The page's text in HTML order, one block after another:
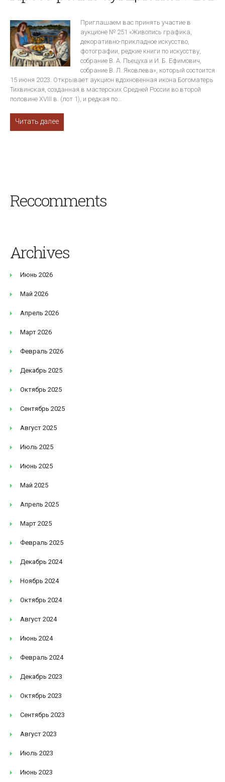
Приглашаем вас принять участие в
аукционе № 251 «Живопись графика,
декоративно-прикладное искусство,
фотографии, редкие книги по искусству,
собрание В. А. Пьецуха и И. Б. Ефимович,
собрание В. Л. Яковлева», который состоится
15 июня 2023. Открывает аукцион вдохновенная икона Богоматерь
Тихвинская, созданная в мастерских Средней России во второй
половине XVIII в. (лот 1), и редкая по…
Читать далее
Reccomments
Archives
Июнь 2026
Май 2026
Апрель 2026
Март 2026
Февраль 2026
Декабрь 2025
Октябрь 2025
Сентябрь 2025
Август 2025
Июль 2025
Июнь 2025
Май 2025
Апрель 2025
Март 2025
Февраль 2025
Декабрь 2024
Ноябрь 2024
Октябрь 2024
Август 2024
Июнь 2024
Февраль 2024
Декабрь 2023
Октябрь 2023
Сентябрь 2023
Август 2023
Июль 2023
Июнь 2023